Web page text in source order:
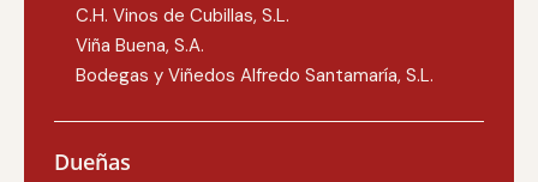
C.H. Vinos de Cubillas, S.L.
Viña Buena, S.A.
Bodegas y Viñedos Alfredo Santamaría, S.L.
Dueñas